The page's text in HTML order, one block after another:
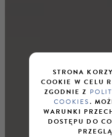
STRONA
COOKIE W CELU
ZGODNIE Z
COOKIES.
WARUNKI
DOSTĘPU DO